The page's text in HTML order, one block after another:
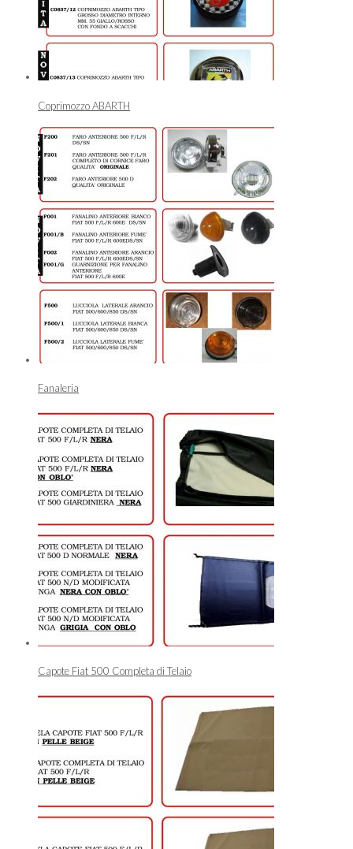
Coprimozzo ABARTH
Fanaleria
Capote Fiat 500 Completa di Telaio